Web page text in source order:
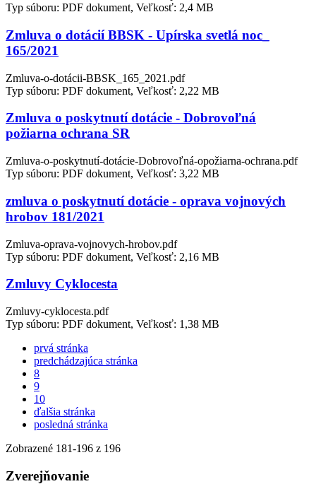
Typ súboru: PDF dokument, Veľkosť: 2,4 MB
Zmluva o dotácií BBSK - Upírska svetlá noc_
165/2021
Zmluva-o-dotácii-BBSK_165_2021.pdf
Typ súboru: PDF dokument, Veľkosť: 2,22 MB
Zmluva o poskytnutí dotácie - Dobrovoľná
požiarna ochrana SR
Zmluva-o-poskytnutí-dotácie-Dobrovoľná-opožiarna-ochrana.pdf
Typ súboru: PDF dokument, Veľkosť: 3,22 MB
zmluva o poskytnutí dotácie - oprava vojnových
hrobov 181/2021
Zmluva-oprava-vojnovych-hrobov.pdf
Typ súboru: PDF dokument, Veľkosť: 2,16 MB
Zmluvy Cyklocesta
Zmluvy-cyklocesta.pdf
Typ súboru: PDF dokument, Veľkosť: 1,38 MB
prvá stránka
predchádzajúca stránka
8
9
10
ďalšia stránka
posledná stránka
Zobrazené 181-196 z 196
Zverejňovanie